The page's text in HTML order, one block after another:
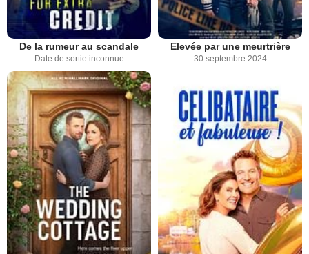
De la rumeur au scandale
Date de sortie inconnue
Elevée par une meurtrière
30 septembre 2024